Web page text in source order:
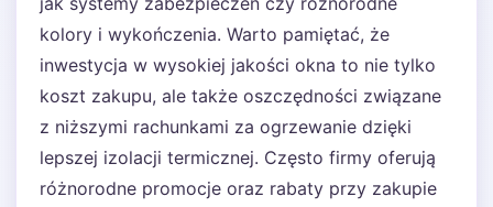
kolory i wykończenia. Warto pamiętać, że
inwestycja w wysokiej jakości okna to nie tylko
koszt zakupu, ale także oszczędności związane
z niższymi rachunkami za ogrzewanie dzięki
lepszej izolacji termicznej. Często firmy oferują
różnorodne promocje oraz rabaty przy zakupie